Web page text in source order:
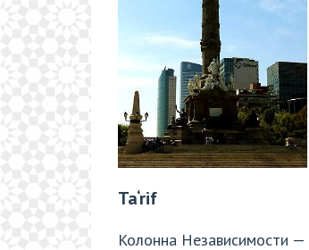
Ta‘rif
Колонна Независимости